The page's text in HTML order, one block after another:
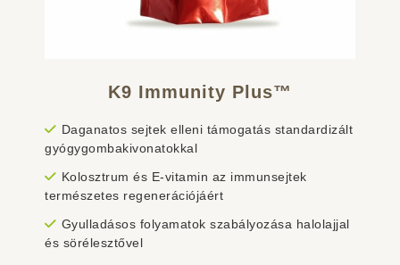
K9 Immunity Plus™
Daganatos sejtek elleni támogatás standardizált
gyógygombakivonatokkal
Kolosztrum és E-vitamin az immunsejtek
természetes regenerációjáért
Gyulladásos folyamatok szabályozása halolajjal
és sörélesztővel